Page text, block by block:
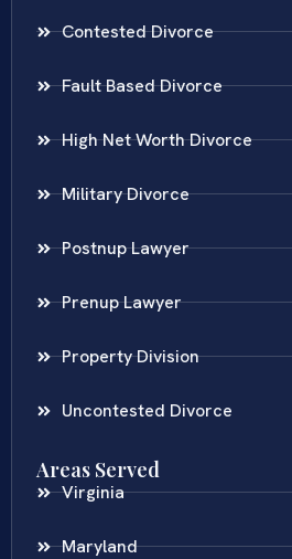
Contested Divorce
Fault Based Divorce
High Net Worth Divorce
Military Divorce
Postnup Lawyer
Prenup Lawyer
Property Division
Uncontested Divorce
Areas Served
Virginia
Maryland